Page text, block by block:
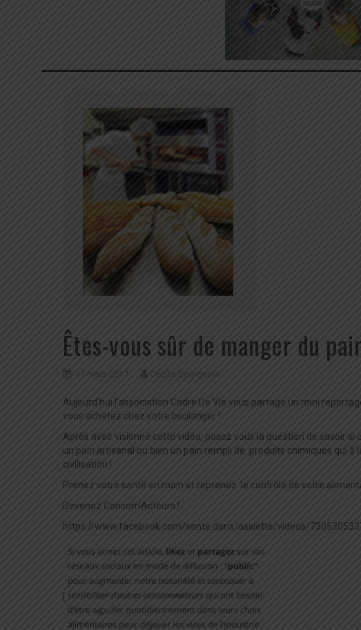
Êtes-vous sûr de manger du
11 mars 2017 Cécilia Bourgeois
Aujourd’hui l’association Cadre De Vie vous partage un mini
vous achetez chez votre boulanger !
Après avoir visionné cette vidéo, posez vous la question de savoir
un pain artisanal ou bien un pain rempli de produits chimiques qui à
civilisation !
Prenez votre santé en main et reprenez le contrôle de votre
Devenez Consom’Acteurs !
https://www.facebook.com/sante.dans.lassiette/videos/